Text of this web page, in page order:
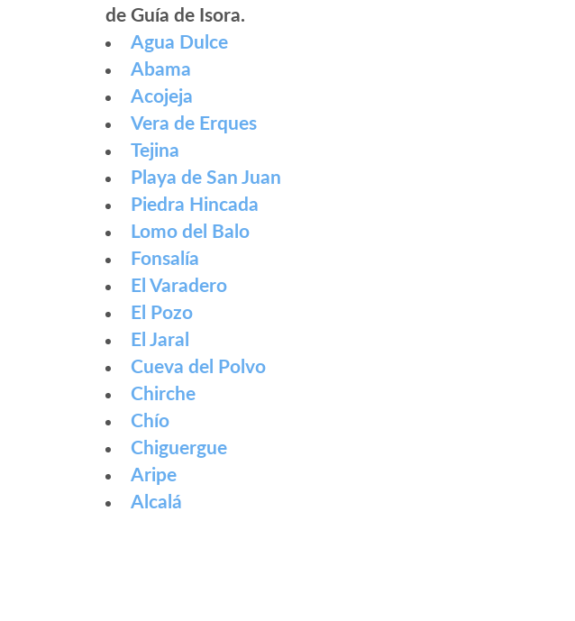
de Guía de Isora.
Agua Dulce
Abama
Acojeja
Vera de Erques
Tejina
Playa de San Juan
Piedra Hincada
Lomo del Balo
Fonsalía
El Varadero
El Pozo
El Jaral
Cueva del Polvo
Chirche
Chío
Chiguergue
Aripe
Alcalá